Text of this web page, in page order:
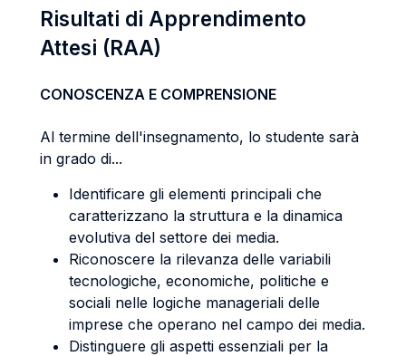
Risultati di Apprendimento
Attesi (RAA)
CONOSCENZA E COMPRENSIONE
Al termine dell'insegnamento, lo studente sarà
in grado di...
Identificare gli elementi principali che
caratterizzano la struttura e la dinamica
evolutiva del settore dei media.
Riconoscere la rilevanza delle variabili
tecnologiche, economiche, politiche e
sociali nelle logiche manageriali delle
imprese che operano nel campo dei media.
Distinguere gli aspetti essenziali per la